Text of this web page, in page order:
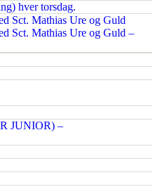
hver torsdag.
Sct. Mathias Ure og Guld
Sct. Mathias Ure og Guld –
JUNIOR) –